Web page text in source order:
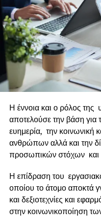
επενδυτικό μας
από κοινού με την
Logic, στην ίδρυση της
ένταξη των εταιριών
πρόσφατα της CSA. Με 15
περισσότερα από 40
500 συνεργατών και
στελέχη και
Μετασχηματισμότων
καινοτόμα προϊόντα
προστιθέμενης αξίας»
UP NEXT
H Μεγάλη
εργοδοτών για την
διαφορετικών τάσεων
Η έννοια και ο ρόλος της
αποτελούσε την βάση
ευημερία, την κοινωνική
ανθρώπων αλλά και την
προσωπικών στόχων και
Η επίδραση του
οποίου το άτομο αποκτά
και δεξιοτεχνίες και
στην κοινωνικοποίηση